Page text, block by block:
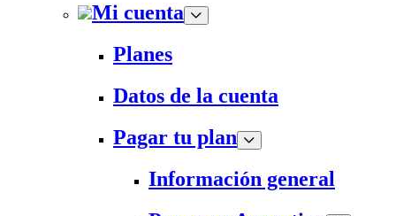
Mi cuenta
Planes
Datos de la cuenta
Pagar tu plan
Información general